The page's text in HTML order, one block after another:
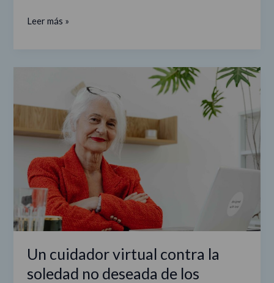
Leer más »
Un cuidador virtual contra la
soledad no deseada de los
la
no
deseada
de
los
mayores